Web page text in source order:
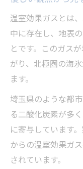
温室効果ガスとは
中に存在し、地表
とです。このガス
がり、北極圏の海
ます。
埼玉県のような都
る二酸化炭素が多
に寄与しています
からの温室効果ガ
されています。